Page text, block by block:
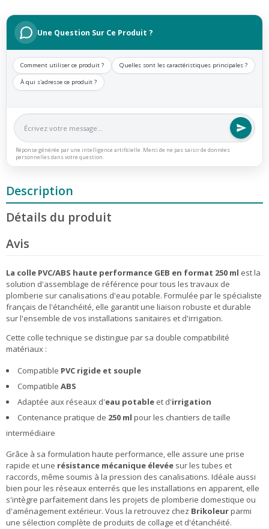
Une Question Sur Ce Produit ?
Comment utiliser ce produit ? Quelles sont les caractéristiques principales ?
À qui s'adresse ce produit ?
Réponse générée par une intelligence artificielle. Merci de ne pas saisir de données
personnelles dans votre question.
Description
Détails du produit
Avis
La colle PVC/ABS haute performance GEB en format 250 ml est la
solution d'assemblage de référence pour tous les travaux de
plomberie sur canalisations d'eau potable. Formulée par le spécialiste
français de l'étanchéité, elle garantit une liaison robuste et durable
sur l'ensemble de vos installations sanitaires et d'irrigation.
Cette colle technique se distingue par sa double compatibilité
matériaux :
Compatible PVC rigide et souple
Compatible ABS
Adaptée aux réseaux d'eau potable et d'irrigation
Contenance pratique de 250 ml pour les chantiers de taille
intermédiaire
Grâce à sa formulation haute performance, elle assure une prise
rapide et une résistance mécanique élevée sur les tubes et
raccords, même soumis à la pression des canalisations. Idéale aussi
bien pour les réseaux enterrés que les installations en apparent, elle
s'intègre parfaitement dans les projets de plomberie domestique ou
d'aménagement extérieur. Vous la retrouvez chez Brikoleurparmi
une sélection complète de produits de collage et d'étanchéité.